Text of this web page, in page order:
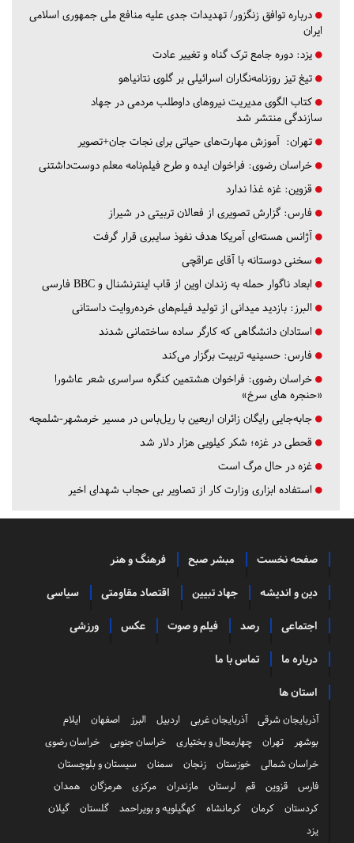
درباره توافق زنگزور/ تهدیدات جدی علیه منافع ملی جمهوری اسلامی
ایران
یزد: دوره جامع ترک گناه و تغییر عادت
تیغ تیز روزنامه‌نگاران اسرائیلی بر گلوی نتانیاهو
کتاب الگوی مدیریت نیروهای داوطلب مردمی در جهاد
سازندگی منتشر شد
تهران: آموزش مهارت‌های حیاتی برای نجات جان+تصویر
خراسان رضوی: فراخوان ایده و طرح فیلم‌نامه معلم دوست‌داشتنی
قزوین: غزه غذا ندارد
فارس: گزارش تصویری از فعالان تربیتی در شیراز
آژانس هسته‌ای آمریکا هدف نفوذ سایبری قرار گرفت
سخنی دوستانه با آقای عراقچی
ابعاد ناگوار حمله به زندان اوین از قاب اینترنشنال و BBC فارسی
البرز: بازدید میدانی از تولید فیلم‌های خرده‌روایت داستانی
استادان دانشگاهی که کارگر ساده ساختمانی شدند
فارس: حسینیه تربیت برگزار می‌کند
خراسان رضوی: فراخوان هشتمین کنگره سراسری شعر عاشورا
«حنجره های سرخ»
جابه‌جایی رایگان زائران اربعین با ریل‌باس در مسیر خرمشهر-شلمچه
قحطی در غزه؛ شکر کیلویی هزار دلار شد
غزه در حال مرگ است
استفاده ابزاری وزارت کار از تصاویر بی حجاب شهدای اخیر
صفحه نخست مبشر صبح فرهنگ و هنر
دین و اندیشه جهاد تبیین اقتصاد مقاومتی سیاسی
اجتماعی رصد فیلم و صوت عکس ورزشی
درباره ما تماس با ما
استان ها
آذربایجان شرقی آذربایجان غربی اردبیل البرز اصفهان
ایلام
بوشهر
تهران چهارمحال و بختیاری خراسان جنوبی
خراسان رضوی
خراسان شمالی
خوزستان زنجان سمنان
سیستان و بلوچستان
فارس
قزوین قم لرستان مازندران مرکزی هرمزگان
همدان
کردستان
کرمان کرمانشاه کهگیلویه و بویراحمد گلستان
گیلان
یزد